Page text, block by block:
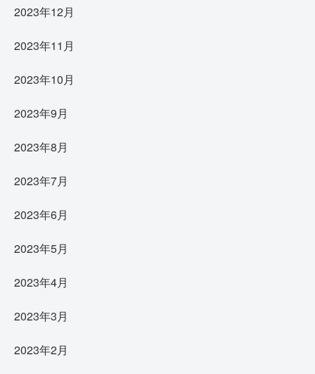
2023年12月
2023年11月
2023年10月
2023年9月
2023年8月
2023年7月
2023年6月
2023年5月
2023年4月
2023年3月
2023年2月